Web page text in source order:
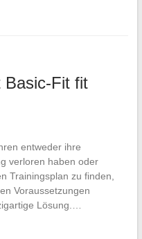
Basic-Fit fit
entweder ihre
verloren haben oder
Trainingsplan zu finden,
Voraussetzungen
Lösung.…